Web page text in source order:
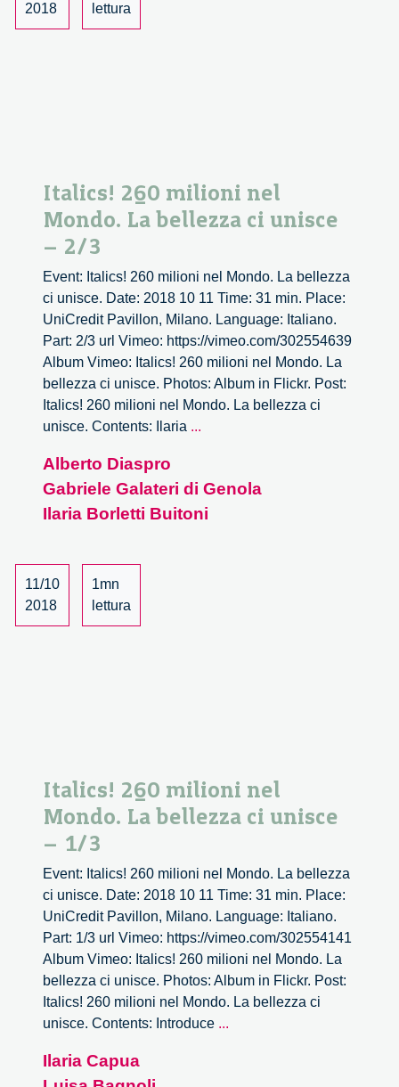
2018
lettura
Italics! 260 milioni nel
Mondo. La bellezza ci unisce
– 2/3
Event: Italics! 260 milioni nel Mondo. La bellezza
ci unisce. Date: 2018 10 11 Time: 31 min. Place:
UniCredit Pavillon, Milano. Language: Italiano.
Part: 2/3 url Vimeo: https://vimeo.com/302554639
Album Vimeo: Italics! 260 milioni nel Mondo. La
bellezza ci unisce. Photos: Album in Flickr. Post:
Italics! 260 milioni nel Mondo. La bellezza ci
unisce. Contents: Ilaria ...
nel
Mondo.
Alberto Diaspro
Gabriele Galateri di Genola
Ilaria Borletti Buitoni
11/10
2018
1mn
lettura
Italics! 260 milioni nel
Mondo. La bellezza ci unisce
– 1/3
Event: Italics! 260 milioni nel Mondo. La bellezza
ci unisce. Date: 2018 10 11 Time: 31 min. Place:
UniCredit Pavillon, Milano. Language: Italiano.
Part: 1/3 url Vimeo: https://vimeo.com/302554141
Album Vimeo: Italics! 260 milioni nel Mondo. La
bellezza ci unisce. Photos: Album in Flickr. Post:
Italics! 260 milioni nel Mondo. La bellezza ci
unisce. Contents: Introduce ...
Ilaria Capua